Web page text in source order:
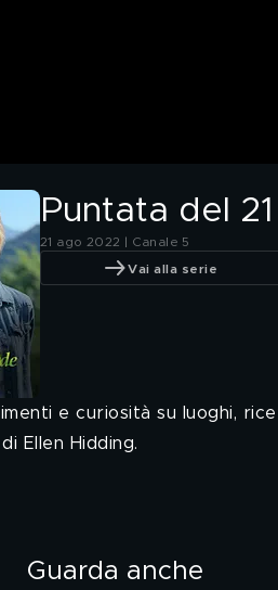
Puntata del
21 ago 2022 | Canale 5
Vai alla serie
e curiosità su luoghi,
Ellen Hidding.
Guarda anche